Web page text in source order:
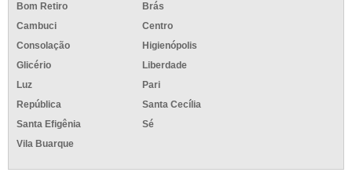
Bom Retiro
Brás
Cambuci
Centro
Consolação
Higienópolis
Glicério
Liberdade
Luz
Pari
República
Santa Cecília
Santa Efigênia
Sé
Vila Buarque